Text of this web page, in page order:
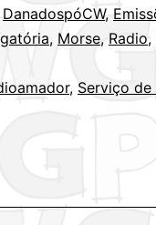
DanadospóCW,
, Morse, Radio,
, Serviço de